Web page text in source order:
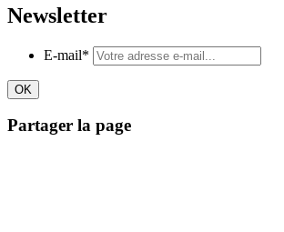
Newsletter
E-mail*
Partager la page